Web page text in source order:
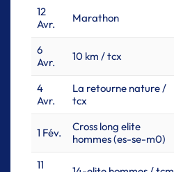
12
Avr.
Marathon
6
Avr.
10 km / tcx
4
Avr.
La retourne nature /
tcx
1 Fév.
Cross long elite
hommes (es-se-m0)
11